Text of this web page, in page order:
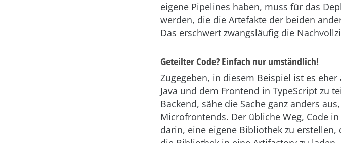
eigene Pipelines haben, muss für das
werden, die die Artefakte der beiden
Das erschwert zwangsläufig die
Geteilter Code? Einfach nur umständlich!
Zugegeben, in diesem Beispiel ist es
Java und dem Frontend in TypeScript zu
Backend, sähe die Sache ganz anders
Microfrontends. Der übliche Weg, Code
darin, eine eigene Bibliothek zu